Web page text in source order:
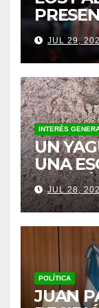
“NO
DIJO
JUL 29,
INTERÉS
UN
UNA
JUL 28,
POLÍTICA
JUAN